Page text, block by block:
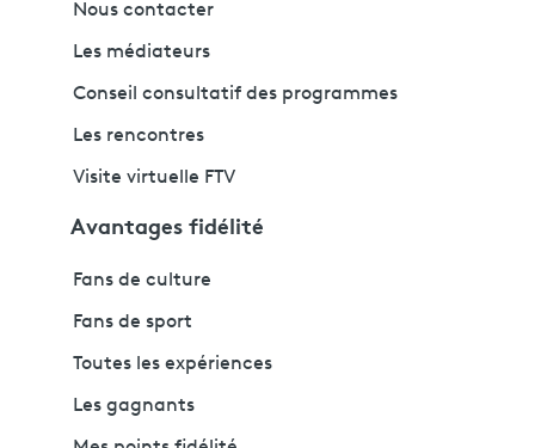
Nous contacter
Les médiateurs
Conseil consultatif des programmes
Les rencontres
Visite virtuelle FTV
Avantages fidélité
Fans de culture
Fans de sport
Toutes les expériences
Les gagnants